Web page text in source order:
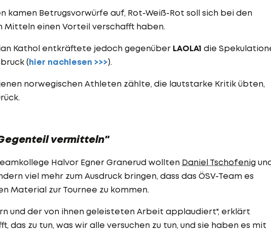
kamen Betrugsvorwürfe auf, Rot-Weiß-Rot soll sich bei den
Mitteln einen Vorteil verschafft haben.
Kathol entkräftete jedoch gegenüber LAOLA1 die
(hier nachlesen >>>).
norwegischen Athleten zählte, die lautstarke Kritik übten,
vermitteln"
Halvor Egner Granerud wollten Daniel Tschofenig
viel mehr zum Ausdruck bringen, dass das ÖSV-Team es
Material zur Tournee zu kommen.
und der von ihnen geleisteten Arbeit applaudiert", erklärt
das zu tun, was wir alle versuchen zu tun, und sie haben es mit